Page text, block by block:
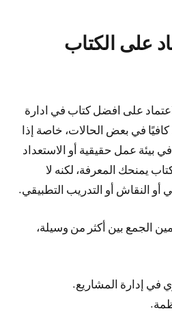
على الكتاب
على افضل كتاب في ادارة
في بعض الحالات، خاصة إذا
بيئة عمل حقيقية أو الاستعداد
يمنحك المعرفة، لكنه لا
أو النقاش أو التدريب التطبيقي.
الجمع بين أكثر من وسيلة،
في إدارة المشاريع.